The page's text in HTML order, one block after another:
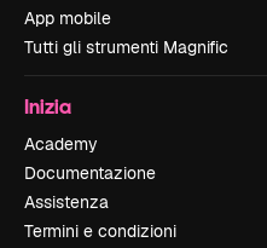
App mobile
Tutti gli strumenti Magnific
Inizia
Academy
Documentazione
Assistenza
Termini e condizioni